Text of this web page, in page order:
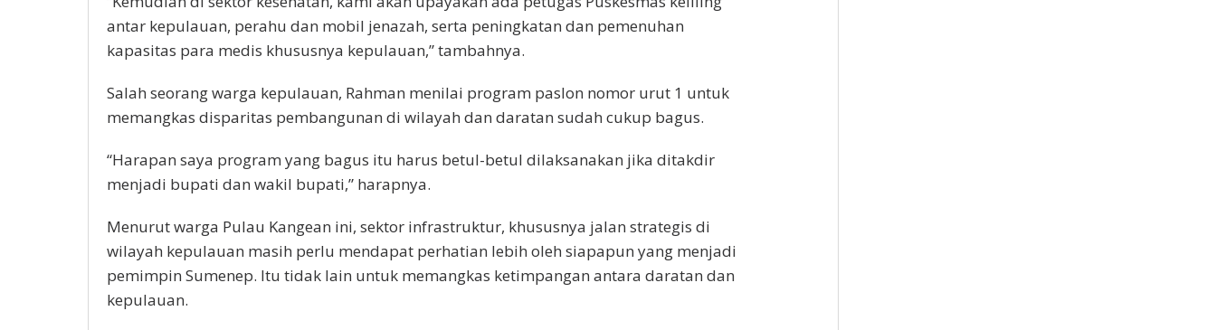
antar kepulauan, perahu dan mobil jenazah, serta peningkatan dan pemenuhan
kapasitas para medis khususnya kepulauan,” tambahnya.
Salah seorang warga kepulauan, Rahman menilai program paslon nomor urut 1 untuk
memangkas disparitas pembangunan di wilayah dan daratan sudah cukup bagus.
“Harapan saya program yang bagus itu harus betul-betul dilaksanakan jika ditakdir
menjadi bupati dan wakil bupati,” harapnya.
Menurut warga Pulau Kangean ini, sektor infrastruktur, khususnya jalan strategis di
wilayah kepulauan masih perlu mendapat perhatian lebih oleh siapapun yang menjadi
pemimpin Sumenep. Itu tidak lain untuk memangkas ketimpangan antara daratan dan
kepulauan.